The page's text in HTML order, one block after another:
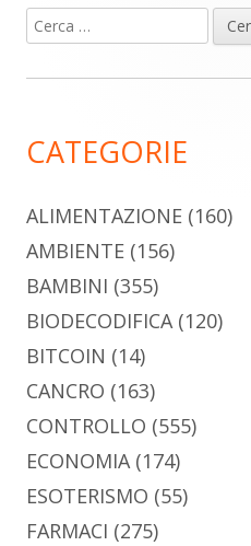
Barra
laterale
Ricerca
per:
CATEGORIE
ALIMENTAZIONE (160)
AMBIENTE (156)
BAMBINI (355)
BIODECODIFICA(120)
BITCOIN (14)
CANCRO (163)
CONTROLLO (555)
ECONOMIA(174)
ESOTERISMO (55)
FARMACI (275)